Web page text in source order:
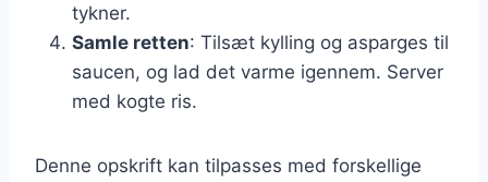
tykner.
Samle retten: Tilsæt kylling og asparges til
saucen, og lad det varme igennem. Server
med kogte ris.
Denne opskrift kan tilpasses med forskellige